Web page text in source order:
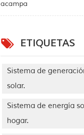
acampa
ETIQUETAS
Sistema de
solar.
Sistema de energía
hogar.